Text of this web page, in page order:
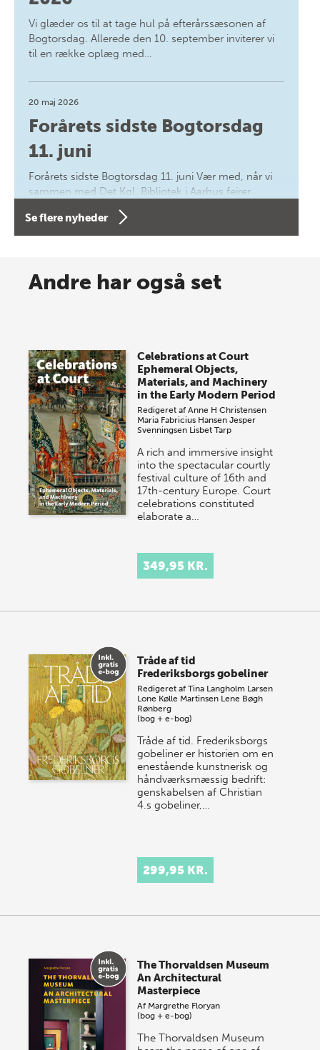
Vi glæder os til at tage hul på efterårssæsonen af
Bogtorsdag. Allerede den 10. september inviterer vi
til en række oplæg med…
20 maj 2026
Forårets sidste Bogtorsdag
11. juni
Forårets sidste Bogtorsdag 11. juni Vær med, når vi
sammen med Det Kgl. Bibliotek i Aarhus fejrer
forfatterne bag vores nyes…
Spar op til 70% til sommer-
onsdag den 10. j…
Se flere nyheder
Andre har også set
Celebrations at Court
Ephemeral Objects,
Materials, and Machinery
in the Early Modern Period
Redigeret afAnne H Christensen
Maria Fabricius Hansen Jesper
Svenningsen Lisbet Tarp
A rich and immersive insight
into the spectacular courtly
festival culture of 16th and
17th-century Europe. Court
celebrations constituted
elaborate a…
349,95 KR.
Tråde af tid
Frederiksborgs gobeliner
Redigeret afTina Langholm Larsen
Lone Kølle Martinsen Lene Bøgh
Rønberg
(bog + e-bog)
Tråde af tid. Frederiksborgs
gobeliner er historien om en
enestående kunstnerisk og
håndværksmæssig bedrift:
genskabelsen af Christian
4.s gobeliner,…
299,95 KR.
The Thorvaldsen Museum
An Architectural
Masterpiece
Af Margrethe Floryan
(bog + e-bog)
The Thorvaldsen Museum